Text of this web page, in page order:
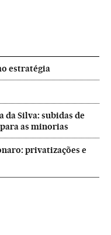
estratégia
Silva: subidas de
as minorias
privatizações e